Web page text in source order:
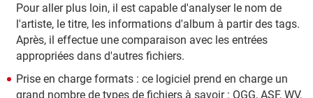
Pour aller plus loin, il est capable d'analyser le nom de
l'artiste, le titre, les informations d'album à partir des tags.
Après, il effectue une comparaison avec les entrées
appropriées dans d'autres fichiers.
Prise en charge formats : ce logiciel prend en charge un
grand nombre de types de fichiers à savoir : OGG, ASF, WV,